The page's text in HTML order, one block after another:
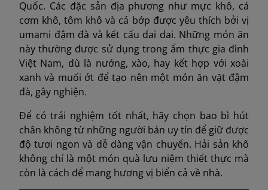
Quốc. Các đặc sản địa phương như mực khô, cá
cơm khô, tôm khô và cá bớp được yêu thích bởi vị
umami đậm đà và kết cấu dai dai. Những món ăn
này thường được sử dụng trong ẩm thực gia đình
Việt Nam, dù là nướng, xào, hay kết hợp với xoài
xanh và muối ớt để tạo nên một món ăn vặt đậm
đà, gây nghiện.
Để có trải nghiệm tốt nhất, hãy chọn bao bì hút
chân không từ những người bán uy tín để giữ được
độ tươi ngon và dễ dàng vận chuyển. Hải sản khô
không chỉ là một món quà lưu niệm thiết thực mà
còn là cách để mang hương vị biển cả về nhà.